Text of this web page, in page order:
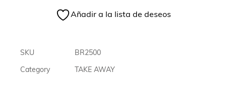
Añadir a la lista de deseos
SKU BR2500
Category TAKE AWAY